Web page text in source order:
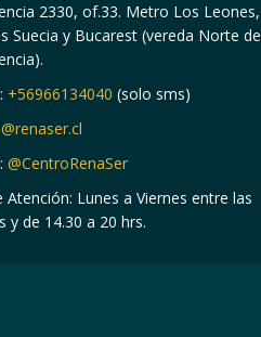
2330, of.33. Metro Los Leones,
Suecia y Bucarest (vereda Norte de
+56966134040 (solo sms)
@CentroRenaSer
Atención: Lunes a Viernes entre las
y de 14.30 a 20 hrs.